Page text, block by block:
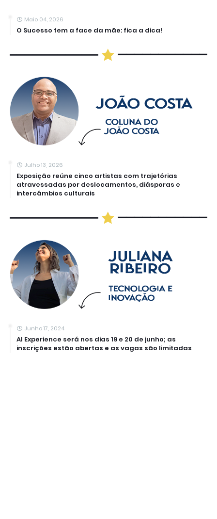
Maio 04, 2026
O Sucesso tem a face da mãe: fica a dica!
Julho 13, 2026
Exposição reúne cinco artistas com trajetórias
atravessadas por deslocamentos, diásporas e
intercâmbios culturais
Junho 17, 2024
AI Experience será nos dias 19 e 20 de junho; as
inscrições estão abertas e as vagas são limitadas